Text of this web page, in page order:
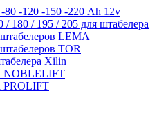
-120 -150 -220 Ah 12v
180 / 195 / 205 для штабелера
LEMA
TOR
Xilin
NOBLELIFT
PROLIFT